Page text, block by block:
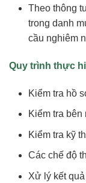
Theo thông
trong danh
cầu nghiêm
Quy trình thực
Kiểm tra hồ
Kiểm tra bên
Kiểm tra kỹ
Các chế độ
Xử lý kết